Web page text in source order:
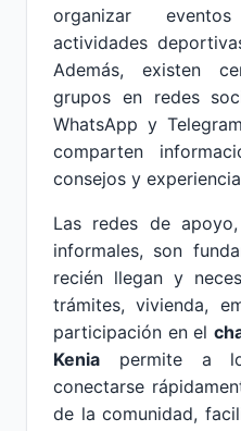
organizar
actividades
Además, existen
grupos en redes
WhatsApp y
comparten
consejos y
Las redes de
informales, son
recién llegan y
trámites, vivienda,
participación en el
Kenia permite a
conectarse
de la comunidad,